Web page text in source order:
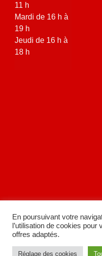
11 h
Mardi de 16 h à
19 h
Jeudi de 16 h à
18 h
En poursuivant votre
l’utilisation de cookies
offres adaptés.
Réglage des cookies